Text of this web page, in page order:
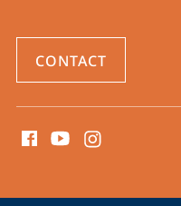
CONTACT
media